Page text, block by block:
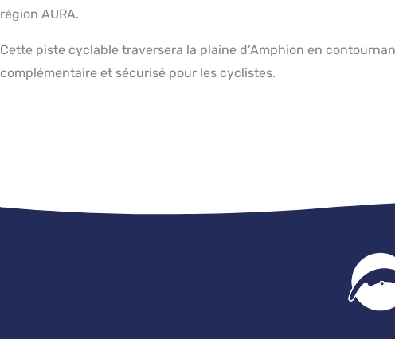
région AURA.
Cette piste cyclable traversera la plaine d’Amphion en
complémentaire et sécurisé pour les cyclistes.